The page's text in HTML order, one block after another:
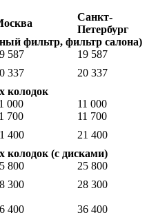
Санкт-
Петербург
фильтр, фильтр салона)
587
19 587
337
20 337
колодок
000
11 000
700
11 700
400
21 400
колодок (с дисками)
800
25 800
300
28 300
400
36 400